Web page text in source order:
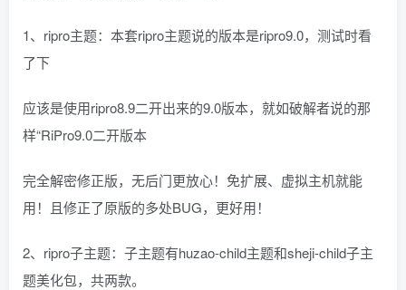
1、ripro主题：本套ripro主题说的版本是ripro9.0，测试时看
了下
应该是使用ripro8.9二开出来的9.0版本，就如破解者说的那
样“RiPro9.0二开版本
完全解密修正版，无后门更放心！免扩展、虚拟主机就能
用！且修正了原版的多处BUG，更好用！
2、ripro子主题：子主题有huzao-child主题和sheji-child子主
题美化包，共两款。